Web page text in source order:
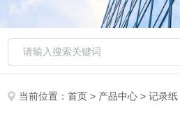
当前位置：首页 > 产品中心 >记录纸